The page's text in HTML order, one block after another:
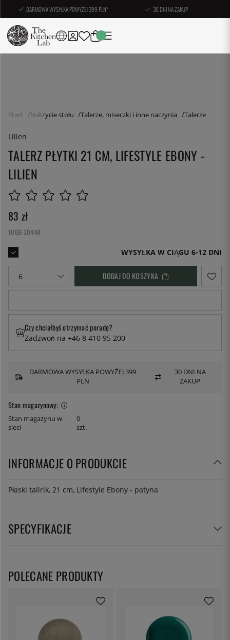
DARMOWA WYSYŁKA POWYŻEJ 399 PLN* 30 DNI NA ZAKUP
Start Nakrycie stołu Talerze, miseczki i inne naczynia Talerze
Lilien
TALERZ PŁYTKI 21 CM, LIFESTYLE EBONY -
LILIEN
83 zł
1069-20448
WYSYŁKA W CIĄGU 6-12 DNI
DODAJ DO KOSZYKA
Stan magazynowy:
Stan magazynu w
sieci
0
szt.
Czy chciałbyś otrzymać poradę?
Zadzwoń na +46 8 410 95 200
DARMOWA WYSYŁKA POWYŻEJ 399
PLN
30 DNI NA
ZAKUP
INFORMACJE O PRODUKCIE
Płaski tallrik, 21 cm, Lifestyle Ebony - patyna
SPECYFIKACJE
POLECANE PRODUKTY